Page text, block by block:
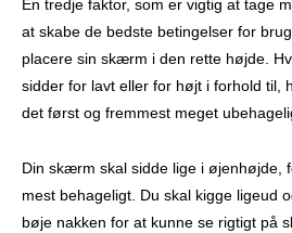
En tredje faktor, som er vigtig at tage
at skabe de bedste betingelser for
placere sin skærm i den rette højde.
sidder for lavt eller for højt i forhold til,
det først og fremmest meget
Din skærm skal sidde lige i øjenhøjde,
mest behageligt. Du skal kigge ligeud
bøje nakken for at kunne se rigtigt på